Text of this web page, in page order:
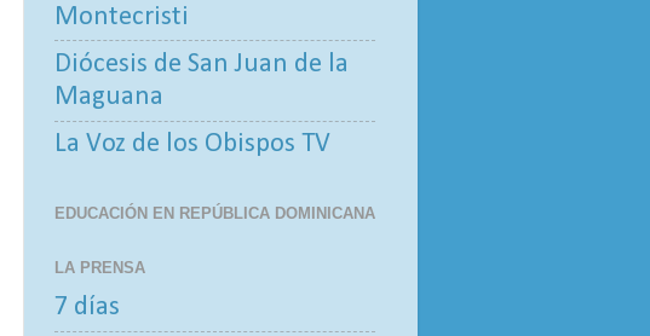
Montecristi
Diócesis de San Juan de la
Maguana
La Voz de los Obispos TV
EDUCACIÓN EN REPÚBLICA DOMINICANA
LA PRENSA
7 días